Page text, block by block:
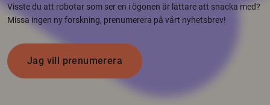
Visste du att robotar som ser en i ögonen är lättare att snacka med?
Missa ingen ny forskning, prenumerera på vårt nyhetsbrev!
Jag vill prenumerera